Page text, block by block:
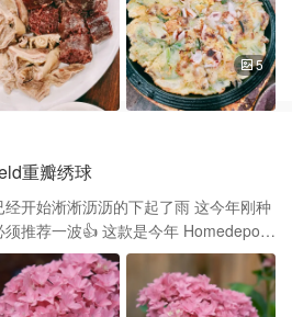
火候十足一吃就脱骨 肉质香儿不柴 汤
鲜饼有点儿逊色 感觉油
盘也很有特点 猪肚等都处理的很干净
的辣酱吃也很过瘾 总之是值得一试的
5
重瓣绣球
开始淅淅沥沥的下起了雨 这今年刚种
款是今年 Homedepot
Hydrangea 花朵柔美的粉色深得朕
里最显眼的地方细细观赏 绣球整体喜
时的地方 在盛夏也不怎么焦边 花期持